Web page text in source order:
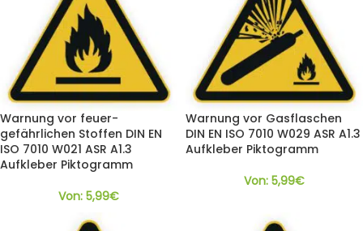
Warnung vor feuer-
gefährlichen Stoffen DIN EN
ISO 7010 W021 ASR A1.3
Aufkleber Piktogramm
Von: 5,99€
Warnung vor Gasflaschen
DIN EN ISO 7010 W029 ASR A1.3
Aufkleber Piktogramm
Von: 5,99€